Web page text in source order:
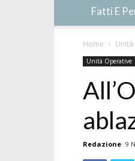
Fatti E
Home
Unità Operative
Redazione 9